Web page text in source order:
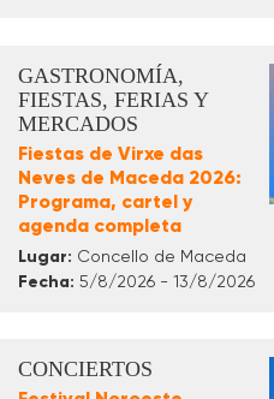
GASTRONOMÍA,
FIESTAS, FERIAS Y
MERCADOS
Fiestas de Virxe das
Neves de Maceda 2026:
Programa, cartel y
agenda completa
Lugar: Concello de Maceda
Fecha: 5/8/2026 - 13/8/2026
CONCIERTOS